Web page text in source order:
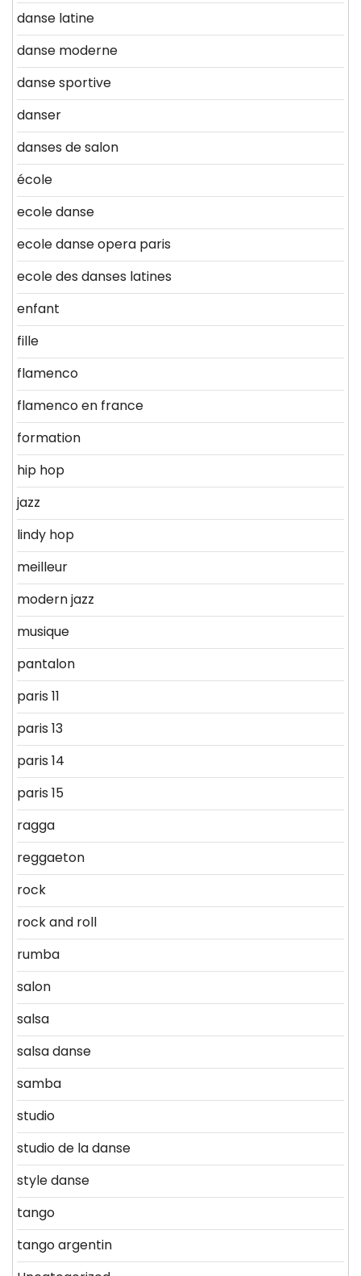
danse latine
danse moderne
danse sportive
danser
danses de salon
école
ecole danse
ecole danse opera paris
ecole des danses latines
enfant
fille
flamenco
flamenco en france
formation
hip hop
jazz
lindy hop
meilleur
modern jazz
musique
pantalon
paris 11
paris 13
paris 14
paris 15
ragga
reggaeton
rock
rock and roll
rumba
salon
salsa
salsa danse
samba
studio
studio de la danse
style danse
tango
tango argentin